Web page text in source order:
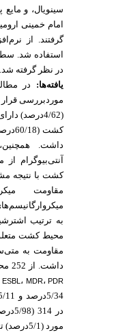
سینویال، و مایع
امام خمینی
گرفتند. از
در نظر گرفته شد.
یافته‌ها:
کشت (60/18درصد)، قارچ و یا باکتری به‌صورت
کشت با نتیجه
مقاومت
محیط کشت متعلق
مقاومت به
داشت. از 252 محیط کشت متعلق به باکتری‌های گرم منفی
ESBL،MDR،PDR و
مورد (5/1درصد) تطابق نداشته است.